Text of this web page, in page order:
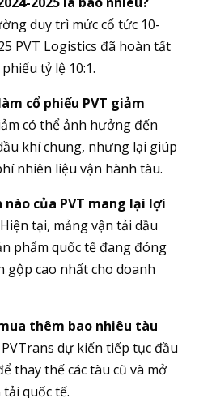
duy trì mức cổ tức 10-
PVT Logistics đã hoàn tất
tỷ lệ 10:1.
cổ phiếu PVT giảm
có thể ảnh hưởng đến
khí chung, nhưng lại giúp
nhiên liệu vận hành tàu.
của PVT mang lại lợi
tại, mảng vận tải dầu
phẩm quốc tế đang đóng
gộp cao nhất cho doanh
thêm bao nhiêu tàu
dự kiến tiếp tục đầu
thay thế các tàu cũ và mở
quốc tế.